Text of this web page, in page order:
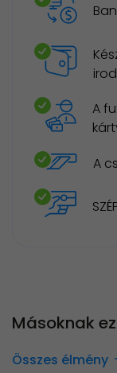
A
A
Másoknak
Összes élmény